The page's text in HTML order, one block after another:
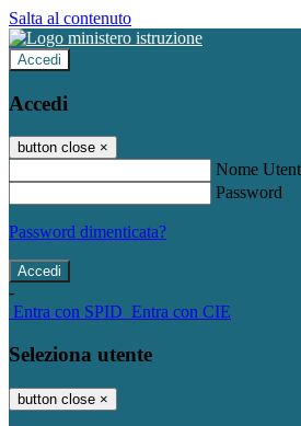
Salta al contenuto
Accedi
Accedi
button close ×
Nome
Password
Password dimenticata?
-
Entra con SPID Entra con CIE
Seleziona utente
button close ×